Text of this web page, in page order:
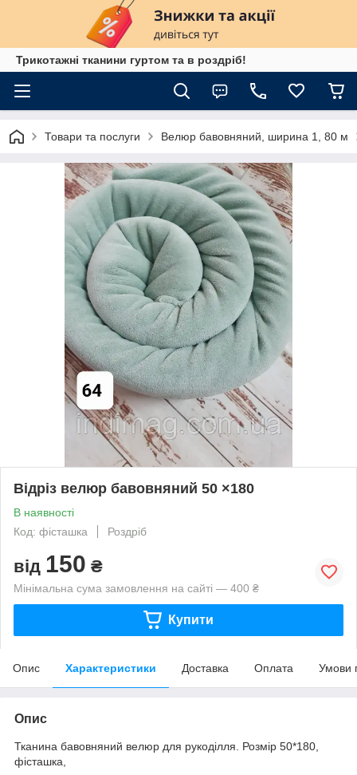
Трикотажні тканини гуртом та в роздріб!
Товари та послуги Велюр бавовняний, ширина 1, 80 м
Відріз велюр бавовняний 50 ×180
В наявності
Код: фісташка
Роздріб
від 150 ₴
Мінімальна сума замовлення на сайті — 400 ₴
Купити
Опис Характеристики Доставка Оплата Умови
Опис
Тканина бавовняний велюр для рукоділля. Розмір 50*180,
фісташка,